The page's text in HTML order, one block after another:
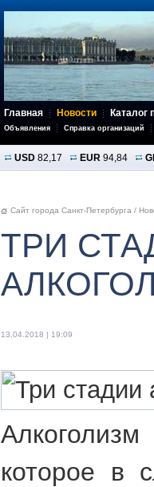
Главная Новости Каталог
Объявления Справка организаций
USD 82,17 EUR 94,84
Сайт города Санкт-Петербурга /
ТРИ
13.04.2018 | 19:09
которое в